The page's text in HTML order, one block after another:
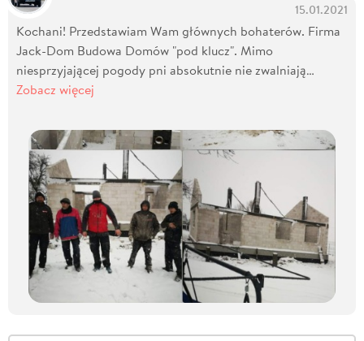
15.01.2021
Kochani! Przedstawiam Wam głównych bohaterów. Firma
Jack-Dom Budowa Domów "pod klucz". Mimo
niesprzyjającej pogody pni absokutnie nie zwalniają…
Zobacz więcej